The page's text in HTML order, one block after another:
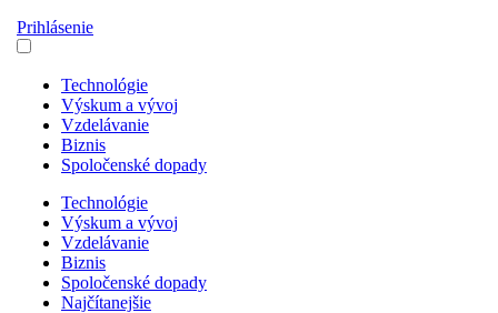
Prihlásenie
Technológie
Výskum a vývoj
Vzdelávanie
Biznis
Spoločenské dopady
Technológie
Výskum a vývoj
Vzdelávanie
Biznis
Spoločenské dopady
Najčítanejšie